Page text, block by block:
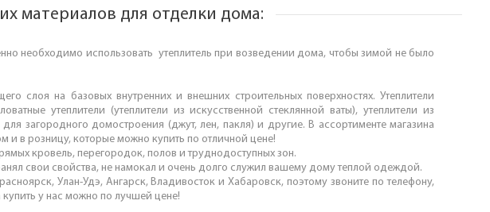
материалов для отделки дома:
необходимо использовать утеплитель при возведении дома, чтобы зимой не было
слоя на базовых внутренних и внешних строительных поверхностях. Утеплители
утеплители (утеплители из искусственной стеклянной ваты), утеплители из
загородного домостроения (джут, лен, пакля) и другие. В ассортименте магазина
и в розницу, которые можно купить по отличной цене!
кровель, перегородок, полов и труднодоступных зон.
свои свойства, не намокал и очень долго служил вашему дому теплой одеждой.
Улан-Удэ, Ангарск, Владивосток и Хабаровск, поэтому звоните по телефону,
у нас можно по лучшей цене!